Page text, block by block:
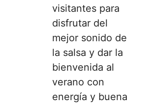
visitantes para
disfrutar del
mejor sonido de
la salsa y dar la
bienvenida al
verano con
energía y buena